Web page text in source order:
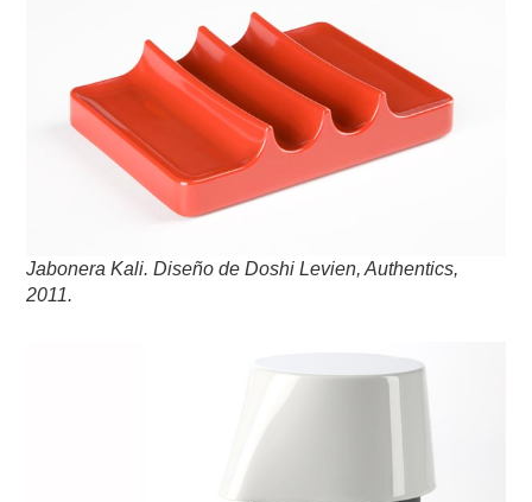
Jabonera Kali.Diseño de Doshi Levien, Authentics,
2011.